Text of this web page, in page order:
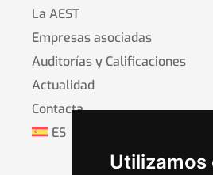
Utilizamos
La AEST
Empresas asociadas
Auditorías y Calificaciones
Actualidad
Contacta
ES